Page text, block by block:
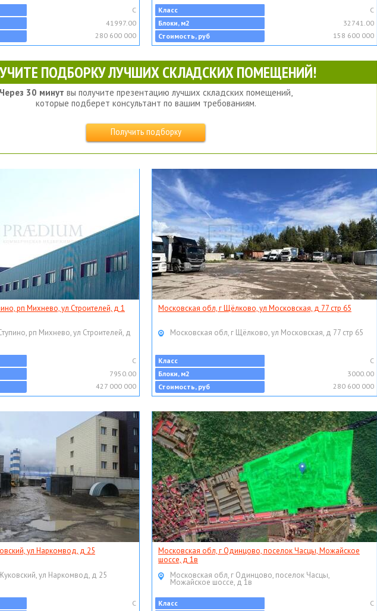
C
41997.00
280 600 000
Класс
C
Блоки, м2
32741.00
Стоимость, руб
158 600 000
ПОДБОРКУ ЛУЧШИХ СКЛАДСКИХ ПОМЕЩЕНИЙ!
Через 30 минут вы получите презентацию лучших складских помещений,
которые подберет консультант по вашим требованиям.
Получить подборку
рп Михнево, ул Строителей, д 1
рп Михнево, ул Строителей, д
C
7950.00
427 000 000
Московская обл, г Щёлково, ул Московская, д 77 стр 65
Московская обл, г Щёлково, ул Московская, д 77 стр 65
Класс
C
Блоки, м2
3000.00
Стоимость, руб
280 600 000
ул Наркомвод, д 25
ул Наркомвод, д 25
C
Московская обл, г Одинцово, поселок Часцы, Можайское
шоссе, д 1в
Московская обл, г Одинцово, поселок Часцы,
Можайское шоссе, д 1в
Класс
C